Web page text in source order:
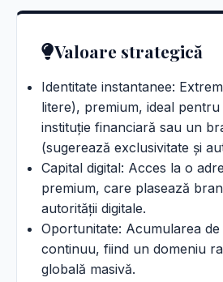
Valoare strategică
Identitate instantanee:
litere), premium, ideal
instituție financiară sau un
(sugerează exclusivitate și
Capital digital: Acces la o
premium, care plasează
autorității digitale.
Oportunitate: Acumularea
continuu, fiind un domeniu
globală masivă.